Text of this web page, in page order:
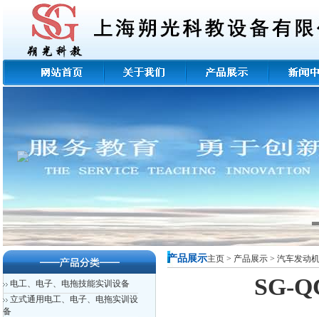
电工、电子、电拖技能实训设备
立式通用电工、电子、电拖实训设
备
产品展示主页 > 产品展示 > 汽车发动
SG-